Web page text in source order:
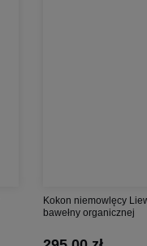
Kokon niemowlęcy
bawełny organicznej